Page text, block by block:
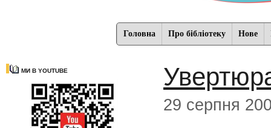
Головна Про бібліотеку Нове
МИ В YOUTUBE
29 серпня